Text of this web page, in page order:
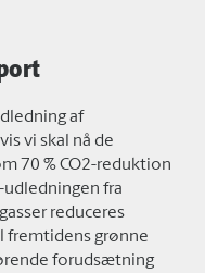
af
vi skal nå de
70 % CO2-reduktion
fra
reduceres
fremtidens grønne
forudsætning